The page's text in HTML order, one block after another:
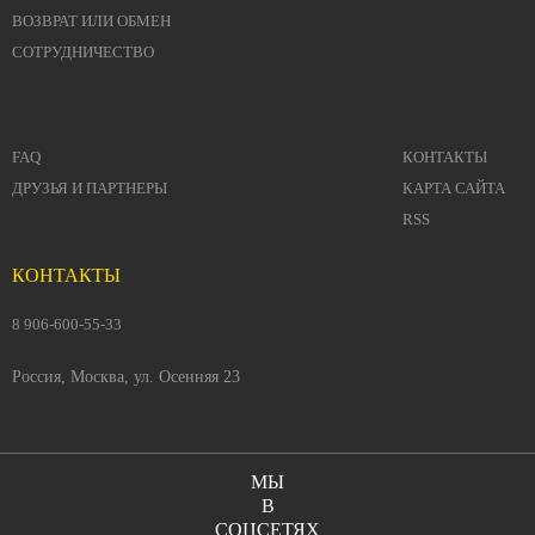
ВОЗВРАТ ИЛИ ОБМЕН
СОТРУДНИЧЕСТВО
FAQ
ДРУЗЬЯ И ПАРТНЕРЫ
КОНТАКТЫ
КАРТА САЙТА
RSS
КОНТАКТЫ
8 906-600-55-33
Россия, Москва, ул. Осенняя 23
МЫ
В
СОЦСЕТЯХ